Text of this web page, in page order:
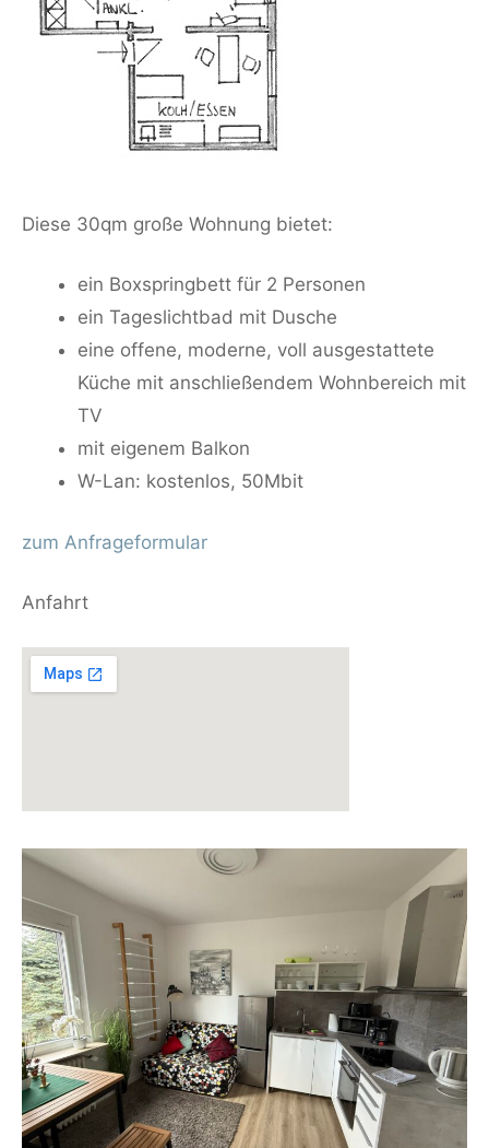
Diese 30qm große Wohnung bietet:
ein Boxspringbett für 2 Personen
ein Tageslichtbad mit Dusche
eine offene, moderne, voll ausgestattete
Küche mit anschließendem Wohnbereich mit
TV
mit eigenem Balkon
W-Lan: kostenlos, 50Mbit
zum Anfrageformular
Anfahrt